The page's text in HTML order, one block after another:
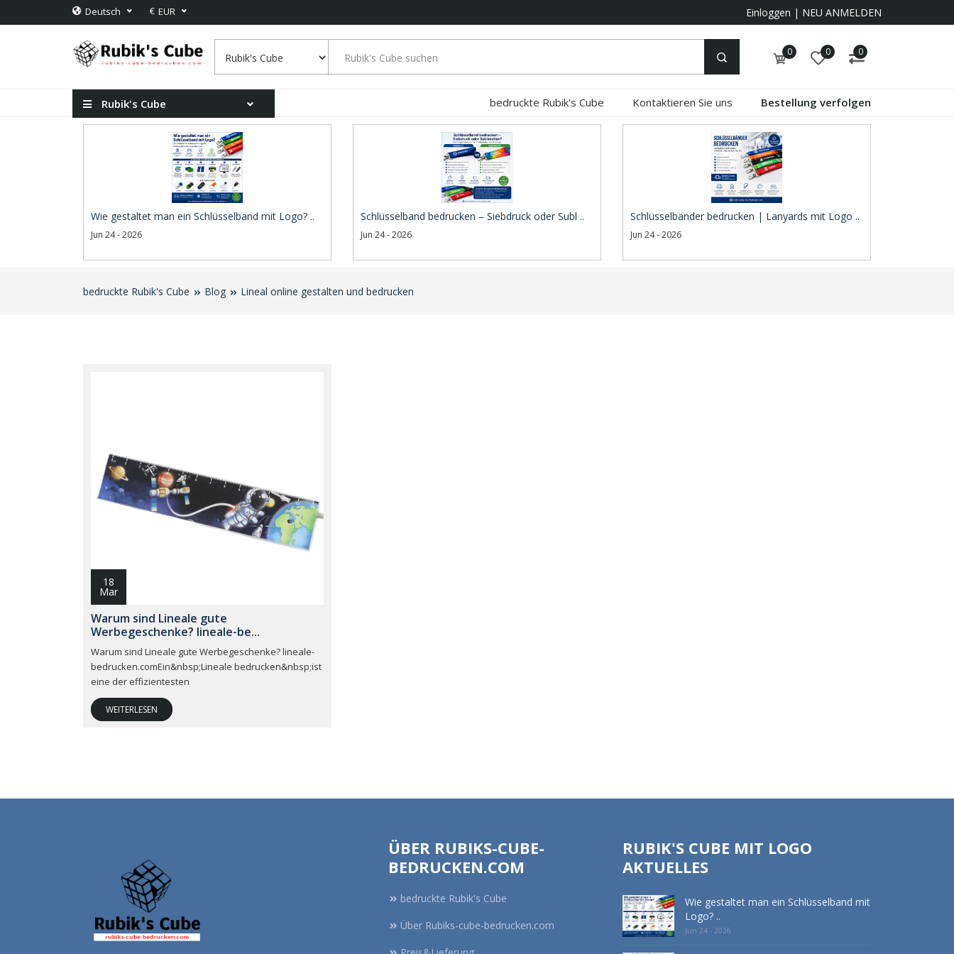
Deutsch € EUR Einloggen | NEU ANMELDEN
0 0 0
Rubik's Cube bedruckte Rubik's Cube Kontaktieren Sie uns Bestellung verfolgen
Wie gestaltet man ein Schlüsselband mit Logo? ..
Jun 24 - 2026
Schlüsselband bedrucken – Siebdruck oder Subl ..
Jun 24 - 2026
Schlüsselbänder bedrucken | Lanyards mit Logo ..
Jun 24 - 2026
bedruckte Rubik's Cube Blog Lineal online gestalten und bedrucken
18
Mar
Warum sind Lineale gute
Werbegeschenke? lineale-be...
Warum sind Lineale gute Werbegeschenke? lineale-
bedrucken.comEin&nbsp;Lineale bedrucken&nbsp;ist
eine der effizientesten
WEITERLESEN
ÜBER RUBIKS-CUBE-
BEDRUCKEN.COM
bedruckte Rubik's Cube
Über Rubiks-cube-bedrucken.com
RUBIK'S CUBE MIT LOGO
AKTUELLES
Wie gestaltet man ein Schlüsselband mit
Logo? ..
Jun 24 - 2026